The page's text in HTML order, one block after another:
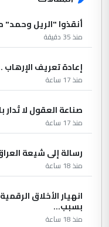
أنقذوا "الريل وحمد"
منذ 35 دقيقة
إعادة تعريف الإرهاب
منذ 17 ساعة
صناعة العقول لا تُدار
منذ 17 ساعة
رسالة إلى شيعة
منذ 18 ساعة
انهيار الأخلاق
بسبب...
منذ 18 ساعة